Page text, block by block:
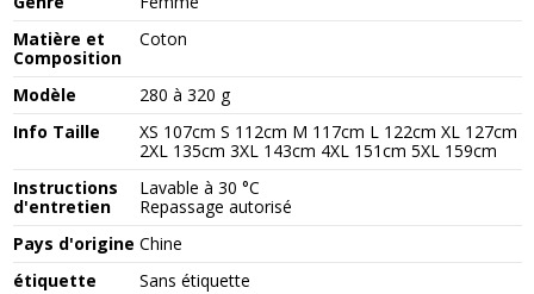
Matière et
Composition
Coton
Modèle
280 à 320 g
Info Taille
XS 107cm S 112cm M 117cm L 122cm XL 127cm
2XL 135cm 3XL 143cm 4XL 151cm 5XL 159cm
Instructions
d'entretien
Lavable à 30 °C
Repassage autorisé
Pays d'origine Chine
étiquette
Sans étiquette